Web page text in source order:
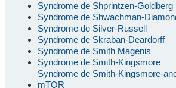
Syndrome de Shprintzen-Goldberg
Syndrome de Shwachman-
Syndrome de Silver-Russell
Syndrome de Skraban-Deardorff
Syndrome de Smith Magenis
Syndrome de Smith-Kingsmore
Syndrome de Smith-Kingsmore-
mTOR